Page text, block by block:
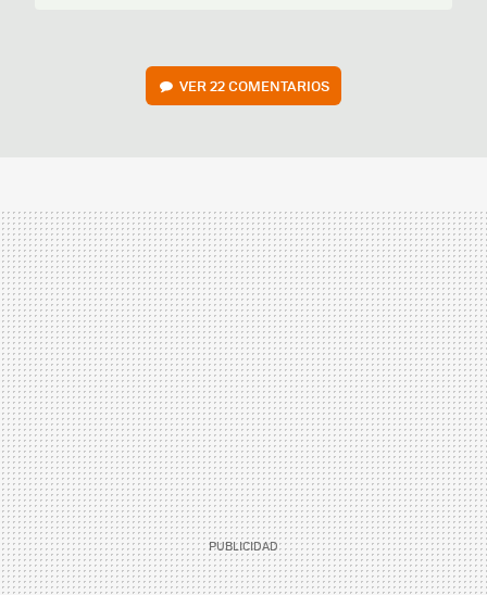
VER22 COMENTARIOS